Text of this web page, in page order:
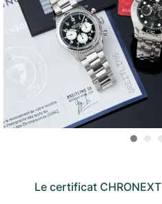
Le certificat CHRONEXT